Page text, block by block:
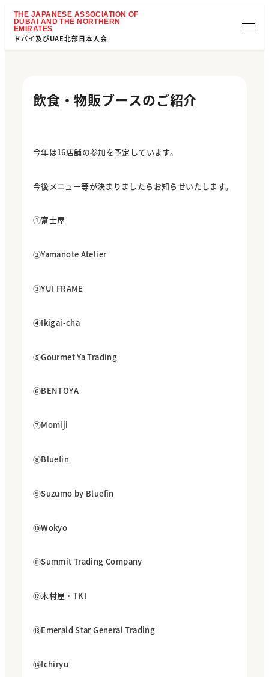
ドバイ及びUAE北部日本人会
飲食・物販ブースのご紹介
今年は16店舗の参加を予定しています。
今後メニュー等が決まりましたらお知らせいたします。
①富士屋
②Yamanote Atelier
③YUI FRAME
④Ikigai-cha
⑤Gourmet Ya Trading
⑥BENTOYA
⑦Momiji
⑧Bluefin
⑨Suzumo by Bluefin
⑩Wokyo
⑪Summit Trading Company
⑫木村屋・TKI
⑬Emerald Star General Trading
⑭Ichiryu